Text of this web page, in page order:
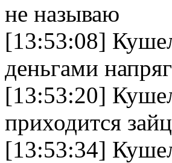
не называю
[13:53:08]
деньгами напряг
[13:53:20]
приходится
[13:53:34]